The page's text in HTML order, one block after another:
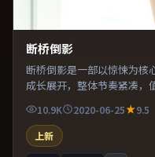
断桥倒影
断桥倒影是一部以惊悚为核
成长展开，整体节奏紧凑，
10.9K 2020-06-25
9.5
上新